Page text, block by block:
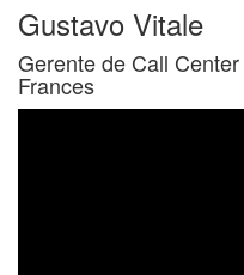
Gustavo Vitale
Gerente de Call
Frances